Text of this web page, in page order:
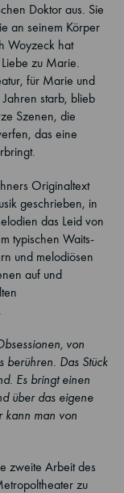
Doktor aus. Sie
an seinem Körper
Woyzeck hat
zu Marie.
für Marie und
starb, blieb
Szenen, die
das eine
Originaltext
geschrieben, in
das Leid von
typischen Waits-
und melodiösen
auf und
von
berühren. Das Stück
Es bringt einen
über das eigene
kann man von
zweite Arbeit des
zu